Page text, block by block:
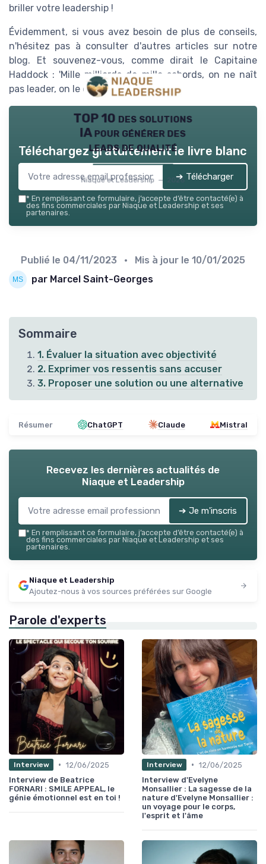
briller votre leadership !
Évidemment, si vous avez besoin de plus de conseils,
n'hésitez pas à consulter d'autres articles sur notre
blog. Et souvenez-vous, comme dirait le Capitaine
Haddock : 'Mille milliards de mille sabords, on ne naît
pas leader, on le devient !'
TOP 10 des solutions
IA pour générer des
leads de qualité
Niaque et Leadership — 2026
Téléchargez gratuitement le livre blanc
➔ Télécharger
* En remplissant ce formulaire, j’accepte d’être contacté(e) à
des fins commerciales par Niaque et Leadership et ses
partenaires.
Publié le 04/11/2023 • Mis à jour le 10/01/2025
par Marcel Saint-Georges
Sommaire
1. Évaluer la situation avec objectivité
2. Exprimer vos ressentis sans accuser
3. Proposer une solution ou une alternative
Résumer ChatGPT Claude Mistral
Recevez les dernières actualités de
Niaque et Leadership
➔ Je m'inscris
* En remplissant ce formulaire, j’accepte d’être contacté(e) à
des fins commerciales par Niaque et Leadership et ses
partenaires.
Niaque et Leadership
Ajoutez-nous à vos sources préférées sur Google
Parole d'experts
Interview • 12/06/2025
Interview de Beatrice
FORNARI : SMILE APPEAL, le
génie émotionnel est en toi !
Interview • 12/06/2025
Interview d'Evelyne
Monsallier : La sagesse de la
nature d'Evelyne Monsallier :
un voyage pour le corps,
l'esprit et l'âme